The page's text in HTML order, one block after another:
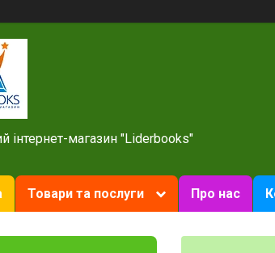
інтернет-магазин "Liderbooks"
Товари та послуги Про нас